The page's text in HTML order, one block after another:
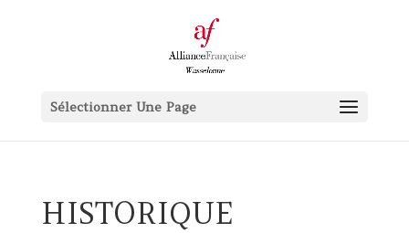
Sélectionner Une Page
HISTORIQUE